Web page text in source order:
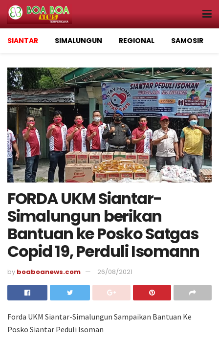
SIANTAR SIMALUNGUN REGIONAL SAMOSIR
FORDA UKM Siantar-
Simalungun berikan
Bantuan ke Posko Satgas
Copid 19, Perduli Isomann
by boaboanews.com 26/08/2021
Forda UKM Siantar-Simalungun Sampaikan Bantuan Ke
Posko Siantar Peduli Isoman